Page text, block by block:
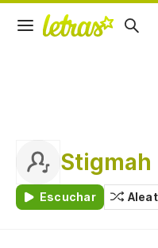
Stigmah
Escuchar